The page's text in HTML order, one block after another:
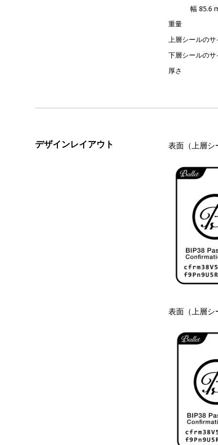
幅85.6
重量
上層シールのサ
下層シールのサ
厚さ
デザインレイアウト 表面（上層シ
表面（上層シ